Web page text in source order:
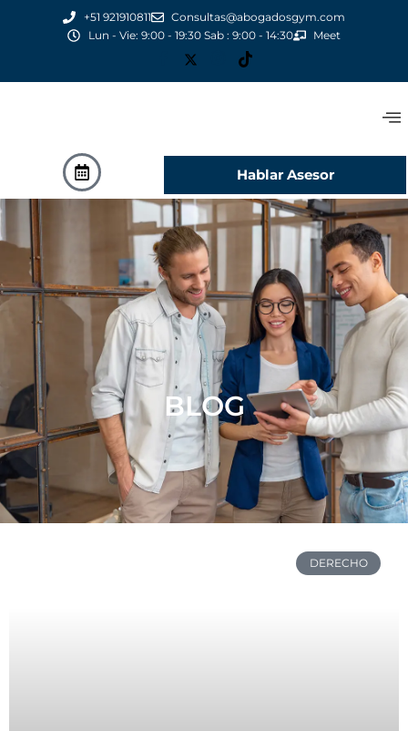
+51 921910811
Consultas@abogadosgym.com
Lun - Vie: 9:00 - 19:30 Sab : 9:00 - 14:30
Meet
Hablar Asesor
BLOG
DERECHO